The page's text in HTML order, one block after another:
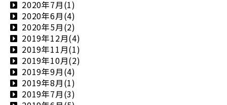
2020年7月(1)
2020年6月(4)
2020年5月(2)
2019年12月(4)
2019年11月(1)
2019年10月(2)
2019年9月(4)
2019年8月(1)
2019年7月(3)